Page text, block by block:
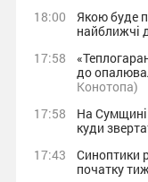
18:00
Якою буде
найближчі
17:58
до
Конотопа)
17:58
На
куди
17:43
Синоптики
початку